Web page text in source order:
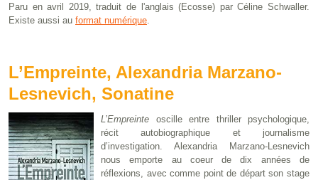
Paru en avril 2019, traduit de l'anglais (Ecosse) par Céline Schwaller.
Existe aussi au format numérique
L’Empreinte, Alexandria Marzano-
Lesnevich, Sonatine
L’Empreinte oscille entre thriller psychologique,
récit autobiographique et journalisme
d’investigation. Alexandria Marzano-Lesnevich
nous emporte au coeur de dix années de
réflexions, avec comme point de départ son stage